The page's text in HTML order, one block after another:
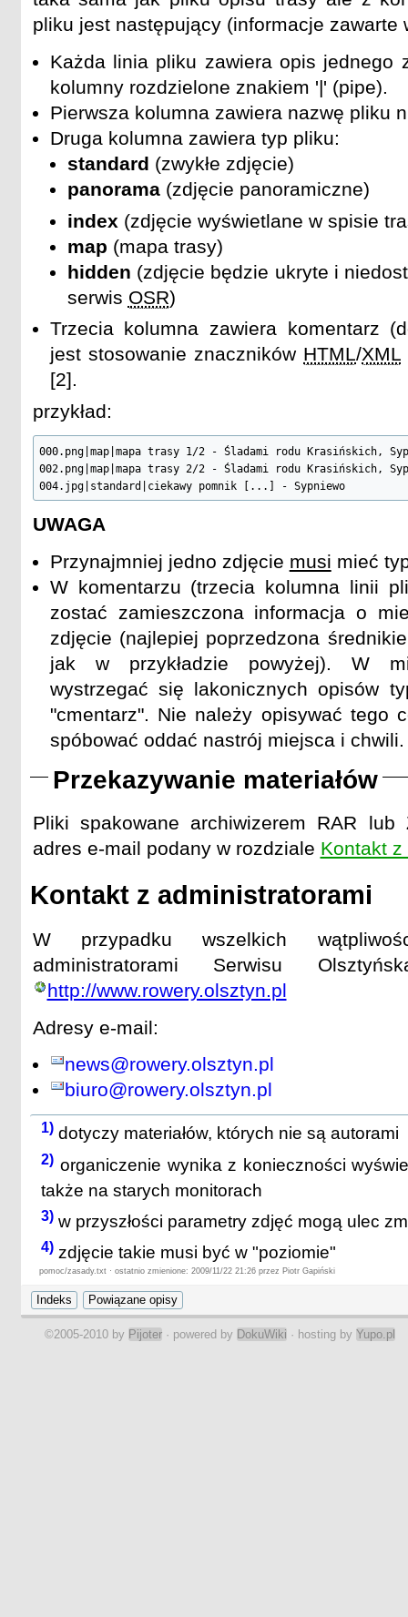
pliku jest następujący (informacje zawarte
Każda linia pliku zawiera opis jednego
kolumny rozdzielone znakiem '|' (pipe).
Pierwsza kolumna zawiera nazwę pliku
Druga kolumna zawiera typ pliku:
standard (zwykłe zdjęcie)
panorama(zdjęcie panoramiczne)
index (zdjęcie wyświetlane w spisie
map (mapa trasy)
hidden (zdjęcie będzie ukryte i
serwis OSR)
Trzecia kolumna zawiera komentarz
jest stosowanie znaczników HTML/XML
[2].
przykład:
000.png|map|mapa trasy 1/2 - Śladami rodu Krasińskich,
002.png|map|mapa trasy 2/2 - Śladami rodu Krasińskich,
004.jpg|standard|ciekawy pomnik [...] - Sypniewo
UWAGA
Przynajmniej jedno zdjęcie musi mieć
W komentarzu (trzecia kolumna linii
zostać zamieszczona informacja o
zdjęcie (najlepiej poprzedzona
jak w przykładzie powyżej). W
wystrzegać się lakonicznych opisów
"cmentarz". Nie należy opisywać tego
spóbować oddać nastrój miejsca i chwili.
Przekazywanie materiałów
Pliki spakowane archiwizerem RAR lub
adres e-mail podany w rozdziale Kontakt
Kontakt z administratorami
W przypadku wszelkich
administratorami Serwisu
http://www.rowery.olsztyn.pl
Adresy e-mail:
news@rowery.olsztyn.pl
biuro@rowery.olsztyn.pl
1) dotyczy materiałów, których nie są autorami
2) organiczenie wynika z konieczności
także na starych monitorach
3) w przyszłości parametry zdjęć mogą ulec
4) zdjęcie takie musi być w "poziomie"
pomoc/zasady.txt · ostatnio zmienione: 2009/11/22 21:26 przez Piotr Gapiński
©2005-2010 by Pijoter · powered by DokuWiki · hosting by Yupo.pl